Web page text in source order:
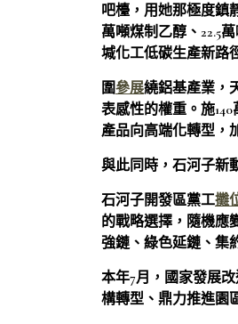
吧檯，用她那極度鎮
萬噸煤制乙醇、22.5
堿化工低碳生產新路
圍參展繞鋁基產業，
表感性的權重。施
產品向高端化轉型，
與此同時，石河子新
石河子開發區黨工攤
的戰略選擇，隨機應
強鏈、綠色延鏈、集
本年7月，國家發展
構轉型、鼎力推進園